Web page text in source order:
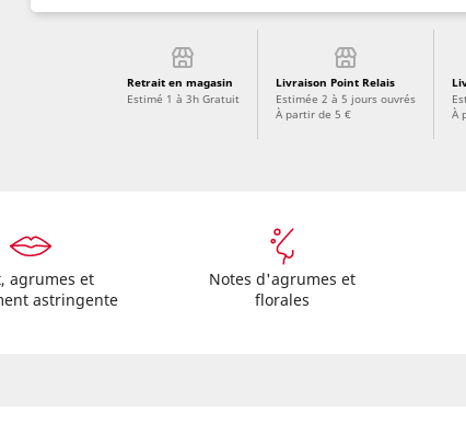
Retrait en magasin
Estimé 1 à 3h Gratuit
Livraison Point Relais
Estimée 2 à 5 jours ouvrés
À partir de 5 €
À
agrumes et
astringente
Notes d'agrumes et
florales